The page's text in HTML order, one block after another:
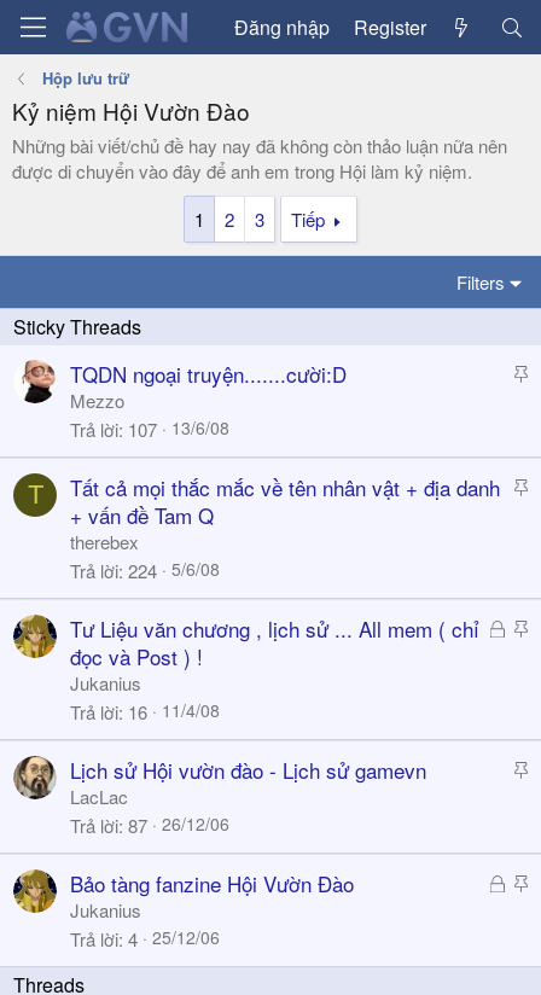
Đăng nhập Register
Hộp lưu trữ
Kỷ niệm Hội Vườn Đào
Những bài viết/chủ đề hay nay đã không còn thảo luận nữa nên
được di chuyển vào đây để anh em trong Hội làm kỷ niệm.
1
2 3 Tiếp
Filters
S
c
k
TQDN ngoại truyện.......cười:D
Mezzo
Trả lời 107 13/6/08
T
S
k
y
Tất cả mọi thắc mắc về tên nhân vật + địa danh
+ vấn đề Tam Q
therebex
Trả lời 224 5/6/08
Đ
ó
S
k
y
Tư Liệu văn chương , lịch sử ... All mem ( chỉ
đọc và Post ) !
Jukanius
Trả lời 16 11/4/08
S
c
k
Lịch sử Hội vườn đào - Lịch sử gamevn
LacLac
Trả lời 87 26/12/06
Đ
h
S
c
Bảo tàng fanzine Hội Vườn Đào
Jukanius
Trả lời 4 25/12/06